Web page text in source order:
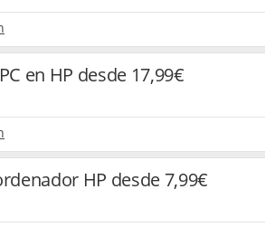
en HP desde 17,99€
HP desde 7,99€